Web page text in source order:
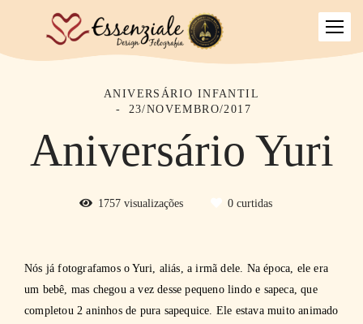
ANIVERSÁRIO INFANTIL
23/NOVEMBRO/2017
Aniversário Yuri
1757visualizações 0curtidas
Nós já fotografamos o Yuri, aliás, a irmã dele. Na época, ele era
um bebê, mas chegou a vez desse pequeno lindo e sapeca, que
completou 2 aninhos de pura sapequice. Ele estava muito animado